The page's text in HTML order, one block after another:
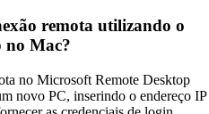
remota utilizando o
no Mac?
no Microsoft Remote Desktop
novo PC, inserindo o endereço IP